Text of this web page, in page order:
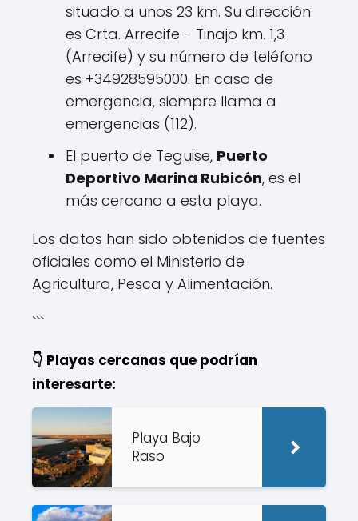
situado a unos 23 km. Su dirección
es Crta. Arrecife - Tinajo km. 1,3
(Arrecife) y su número de teléfono
es +34928595000. En caso de
emergencia, siempre llama a
emergencias (112).
El puerto de Teguise, Puerto
Deportivo Marina Rubicón, es el
más cercano a esta playa.
Los datos han sido obtenidos de fuentes
oficiales como el Ministerio de
Agricultura, Pesca y Alimentación.
```
👇 Playas cercanas que podrían
interesarte:
Playa Bajo
Raso